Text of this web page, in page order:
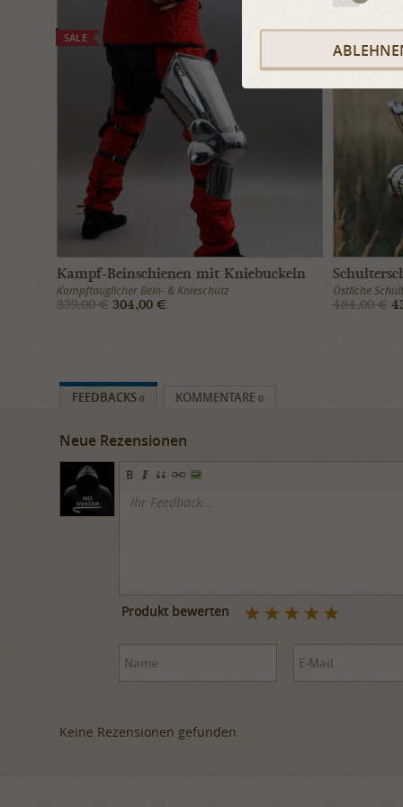
SALE
Kampf-Beinschienen mit Kniebuckeln
Kampftauglicher Bein- & Knieschutz
339,00 € 304,00 €
Östliche
484,00 €
FEEDBACKS 0 KOMMENTARE 0
Neue Rezensionen
Produkt bewerten
Keine Rezensionen gefunden